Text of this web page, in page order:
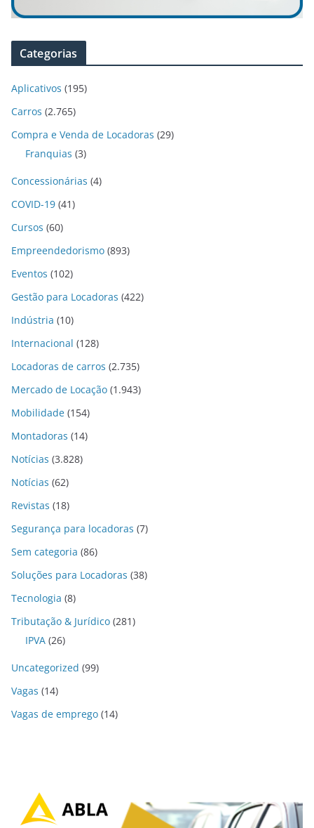
Categorias
Aplicativos (195)
Carros (2.765)
Compra e Venda de Locadoras (29)
Franquias (3)
Concessionárias (4)
COVID-19 (41)
Cursos (60)
Empreendedorismo (893)
Eventos (102)
Gestão para Locadoras (422)
Indústria (10)
Internacional (128)
Locadoras de carros (2.735)
Mercado de Locação (1.943)
Mobilidade (154)
Montadoras (14)
Notícias (3.828)
Notícias (62)
Revistas (18)
Segurança para locadoras (7)
Sem categoria (86)
Soluções para Locadoras (38)
Tecnologia (8)
Tributação & Jurídico (281)
IPVA (26)
Uncategorized (99)
Vagas (14)
Vagas de emprego (14)